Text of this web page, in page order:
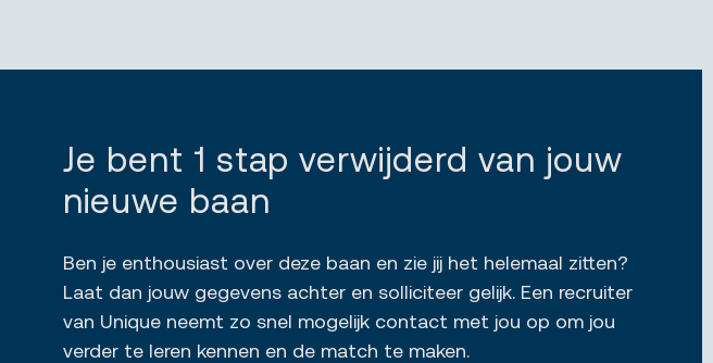
Je bent 1 stap verwijderd van jouw
nieuwe baan
Ben je enthousiast over deze baan en zie jij het helemaal zitten?
Laat dan jouw gegevens achter en solliciteer gelijk. Een recruiter
van Unique neemt zo snel mogelijk contact met jou op om jou
verder te leren kennen en de match te maken.